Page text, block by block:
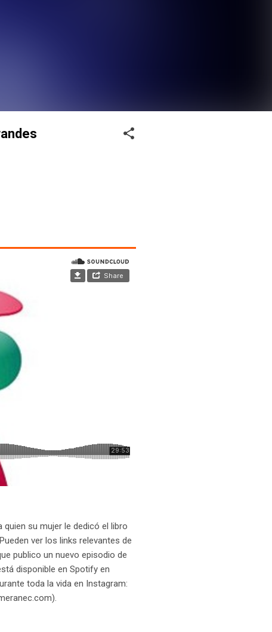
quien su mujer le dedicó el libro
ver los links relevantes de
publico un nuevo episodio de
disponible en Spotify en
toda la vida en Instagram: